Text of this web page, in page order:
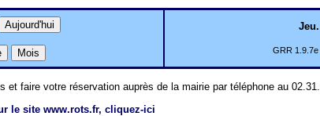
GRR 1.9.7e
faire votre réservation auprès de la mairie par téléphone au
le site www.rots.fr, cliquez-ici